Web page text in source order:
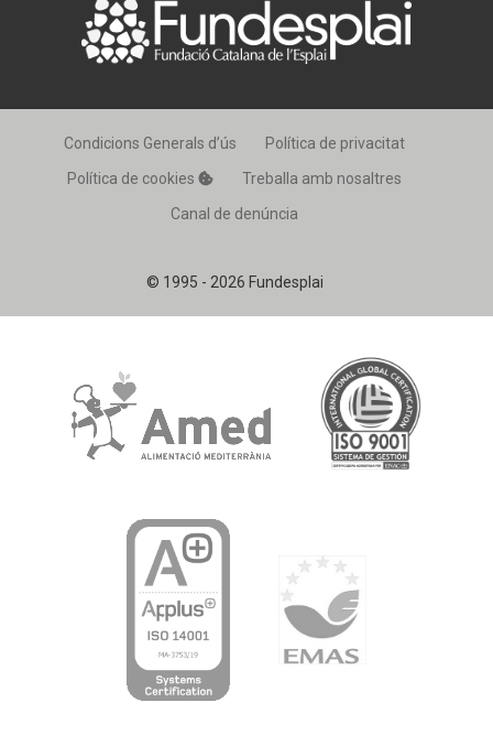
© 1995 - 2026 Fundesplai
Condicions Generals d’ús
Política de privacitat
Política de cookies
Treballa amb nosaltres
Canal de denúncia